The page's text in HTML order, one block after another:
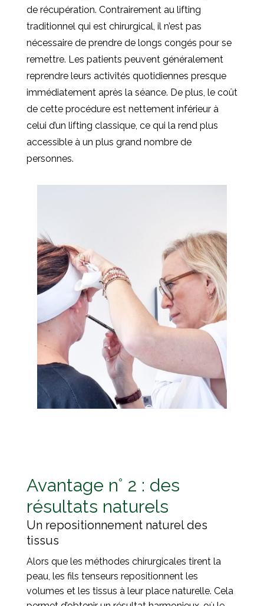
de récupération. Contrairement au lifting
traditionnel qui est chirurgical, il n’est pas
nécessaire de prendre de longs congés pour se
remettre. Les patients peuvent généralement
reprendre leurs activités quotidiennes presque
immédiatement après la séance. De plus, le coût
de cette procédure est nettement inférieur à
celui d’un lifting classique, ce qui la rend plus
accessible à un plus grand nombre de
personnes.
Avantage n° 2 : des
résultats naturels
Un repositionnement naturel des
tissus
Alors que les méthodes chirurgicales tirent la
peau, les fils tenseurs repositionnent les
volumes et les tissus à leur place naturelle. Cela